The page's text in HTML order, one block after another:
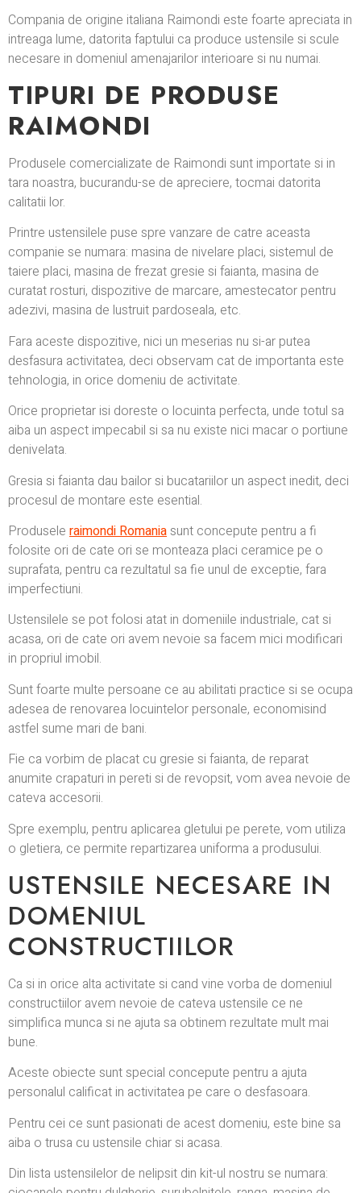
Compania de origine italiana Raimondi este foarte apreciata in
intreaga lume, datorita faptului ca produce ustensile si scule
necesare in domeniul amenajarilor interioare si nu numai.
TIPURI DE PRODUSE
RAIMONDI
Produsele comercializate de Raimondi sunt importate si in
tara noastra, bucurandu-se de apreciere, tocmai datorita
calitatii lor.
Printre ustensilele puse spre vanzare de catre aceasta
companie se numara: masina de nivelare placi, sistemul de
taiere placi, masina de frezat gresie si faianta, masina de
curatat rosturi, dispozitive de marcare, amestecator pentru
adezivi, masina de lustruit pardoseala, etc.
Fara aceste dispozitive, nici un meserias nu si-ar putea
desfasura activitatea, deci observam cat de importanta este
tehnologia, in orice domeniu de activitate.
Orice proprietar isi doreste o locuinta perfecta, unde totul sa
aiba un aspect impecabil si sa nu existe nici macar o portiune
denivelata.
Gresia si faianta dau bailor si bucatariilor un aspect inedit, deci
procesul de montare este esential.
Produsele raimondi Romaniasunt concepute pentru a fi
folosite ori de cate ori se monteaza placi ceramice pe o
suprafata, pentru ca rezultatul sa fie unul de exceptie, fara
imperfectiuni.
Ustensilele se pot folosi atat in domeniile industriale, cat si
acasa, ori de cate ori avem nevoie sa facem mici modificari
in propriul imobil.
Sunt foarte multe persoane ce au abilitati practice si se ocupa
adesea de renovarea locuintelor personale, economisind
astfel sume mari de bani.
Fie ca vorbim de placat cu gresie si faianta, de reparat
anumite crapaturi in pereti si de revopsit, vom avea nevoie de
cateva accesorii.
Spre exemplu, pentru aplicarea gletului pe perete, vom utiliza
o gletiera, ce permite repartizarea uniforma a produsului.
USTENSILE NECESARE IN
DOMENIUL
CONSTRUCTIILOR
Ca si in orice alta activitate si cand vine vorba de domeniul
constructiilor avem nevoie de cateva ustensile ce ne
simplifica munca si ne ajuta sa obtinem rezultate mult mai
bune.
Aceste obiecte sunt special concepute pentru a ajuta
personalul calificat in activitatea pe care o desfasoara.
Pentru cei ce sunt pasionati de acest domeniu, este bine sa
aiba o trusa cu ustensile chiar si acasa.
Din lista ustensilelor de nelipsit din kit-ul nostru se numara: